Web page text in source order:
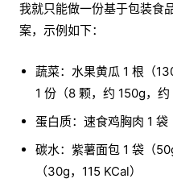
我就只能做一份基于包装食
案，示例如下：
蔬菜：水果黄瓜 1 根（
1 份（8 颗，约 150g，约
蛋白质：速食鸡胸肉 1 袋
碳水：紫薯面包 1 袋（
（30g，115 KCal）